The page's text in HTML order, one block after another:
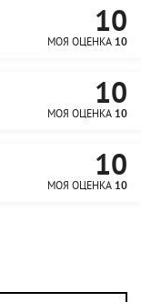
10
МОЯ ОЦЕНКА 10
10
МОЯ ОЦЕНКА 10
10
МОЯ ОЦЕНКА 10